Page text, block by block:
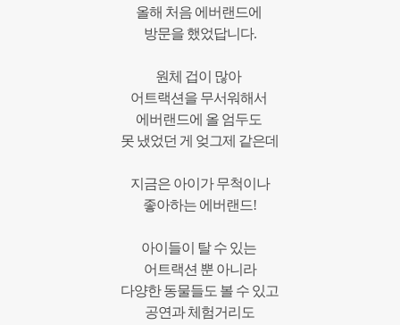
올해 처음 에버랜드에
방문을 했었답니다.
원체 겁이 많아
어트랙션을 무서워해서
에버랜드에 올 엄두도
못 냈었던 게 엊그제 같은데
지금은 아이가 무척이나
좋아하는 에버랜드!
아이들이 탈 수 있는
어트랙션 뿐 아니라
다양한 동물들도 볼 수 있고
공연과 체험거리도